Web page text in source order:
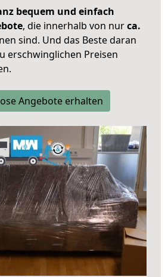
bequem und einfach
, die innerhalb von nurca.
sind. Und das Beste daran
erschwinglichen Preisen
Angebote erhalten